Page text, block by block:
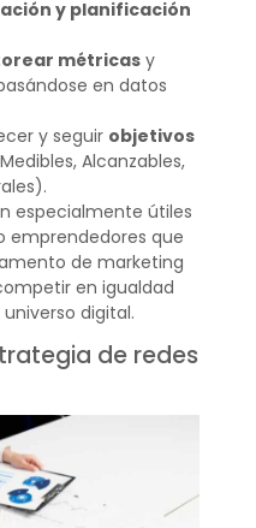
y planificación
métricasy
en datos
y seguir objetivos
Alcanzables,
especialmente útiles
emprendedores que
de marketing
en igualdad
digital.
de redes